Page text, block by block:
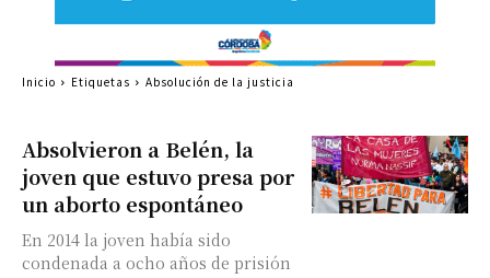
Absolvieron a Belén, la
joven que estuvo presa por
un aborto espontáneo
En 2014 la joven había sido
condenada a ocho años de prisión
Inicio Etiquetas Absolución de la justicia